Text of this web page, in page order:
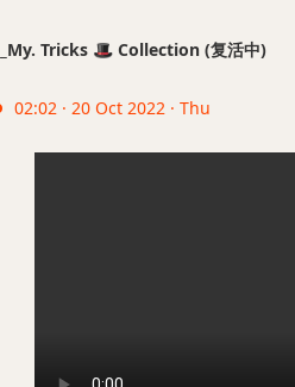
_My. Tricks 🎩 Collection (复活中)
02:02 · 20 Oct 2022 · Thu